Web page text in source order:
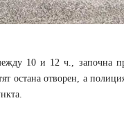
10 и 12 ч., започна
остана отворен, а